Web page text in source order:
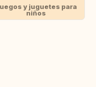
y juguetes para
niños